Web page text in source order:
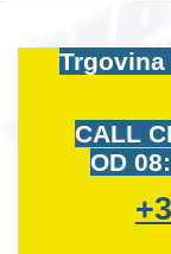
CALL
OD